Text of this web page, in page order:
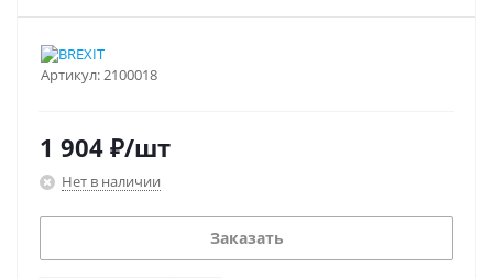
Артикул:2100018
1 904 ₽/шт
Нет в наличии
Заказать